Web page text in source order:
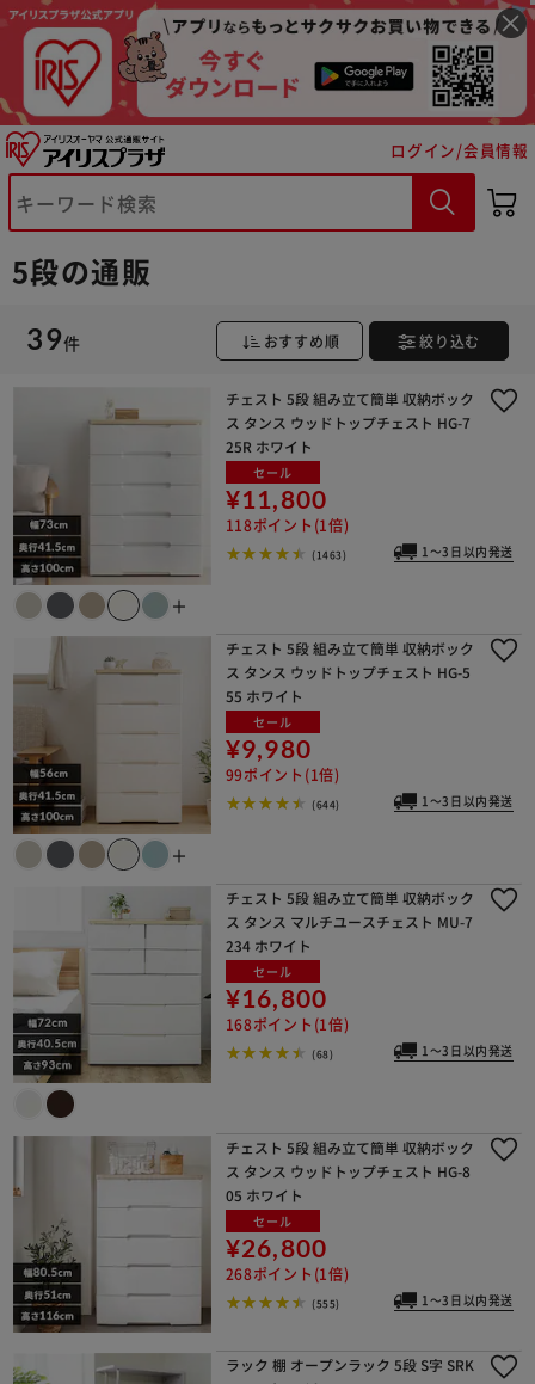
ログイン/会員情報
5段の通販
39件 おすすめ順 絞り込む
＋
チェスト 5段 組み立て簡単 収納ボック
ス タンス ウッドトップチェスト HG-7
25R ホワイト
セール
¥11,800
118ポイント(1倍)
(1463) 1～3日以内発送
＋
チェスト 5段 組み立て簡単 収納ボック
ス タンス ウッドトップチェスト HG-5
55 ホワイト
セール
¥9,980
99ポイント(1倍)
(644) 1～3日以内発送
チェスト 5段 組み立て簡単 収納ボック
ス タンス マルチユースチェスト MU-7
234 ホワイト
セール
¥16,800
168ポイント(1倍)
(68) 1～3日以内発送
チェスト 5段 組み立て簡単 収納ボック
ス タンス ウッドトップチェスト HG-8
05 ホワイト
セール
¥26,800
268ポイント(1倍)
(555) 1～3日以内発送
ラック 棚 オープンラック 5段 S字 SRK
※ご確認ください
カートに入れる